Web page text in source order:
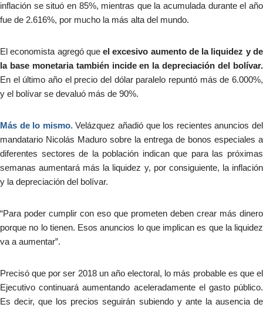
inflación se situó en 85%, mientras que la acumulada durante el año
fue de 2.616%, por mucho la más alta del mundo.
El economista agregó queel excesivo aumento de la liquidez y de
la base monetaria también incide en la depreciación del bolívar.
En el último año el precio del dólar paralelo repuntó más de 6.000%,
y el bolívar se devaluó más de 90%.
Más de lo mismo.Velázquez añadió que los recientes anuncios del
mandatario Nicolás Maduro sobre la entrega de bonos especiales a
diferentes sectores de la población indican que para las próximas
semanas aumentará más la liquidez y, por consiguiente, la inflación
y la depreciación del bolívar.
“Para poder cumplir con eso que prometen deben crear más dinero
porque no lo tienen. Esos anuncios lo que implican es que la liquidez
va a aumentar”.
Precisó que por ser 2018 un año electoral, lo más probable es que el
Ejecutivo continuará aumentando aceleradamente el gasto público.
Es decir, que los precios seguirán subiendo y ante la ausencia de